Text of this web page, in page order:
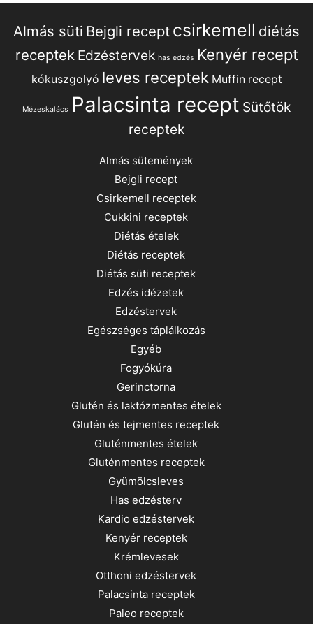
Almás süti Bejgli recept csirkemell diétás
receptek Edzéstervek has edzés Kenyér recept
kókuszgolyó leves receptek Muffin recept
Mézeskalács Palacsinta recept Sütőtök
receptek
Almás sütemények
Bejgli recept
Csirkemell receptek
Cukkini receptek
Diétás ételek
Diétás receptek
Diétás süti receptek
Edzés idézetek
Edzéstervek
Egészséges táplálkozás
Egyéb
Fogyókúra
Gerinctorna
Glutén és laktózmentes ételek
Glutén és tejmentes receptek
Gluténmentes ételek
Gluténmentes receptek
Gyümölcsleves
Has edzésterv
Kardio edzéstervek
Kenyér receptek
Krémlevesek
Otthoni edzéstervek
Palacsinta receptek
Paleo receptek